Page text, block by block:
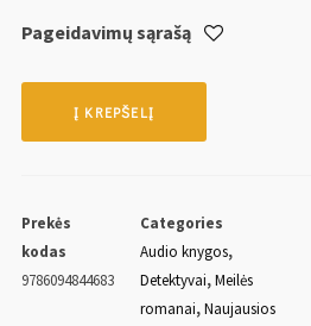
Pageidavimų sąrašą
Į KREPŠELĮ
Prekės
kodas
9786094844683
Categories
Audio knygos,
Detektyvai,Meilės
romanai,Naujausios